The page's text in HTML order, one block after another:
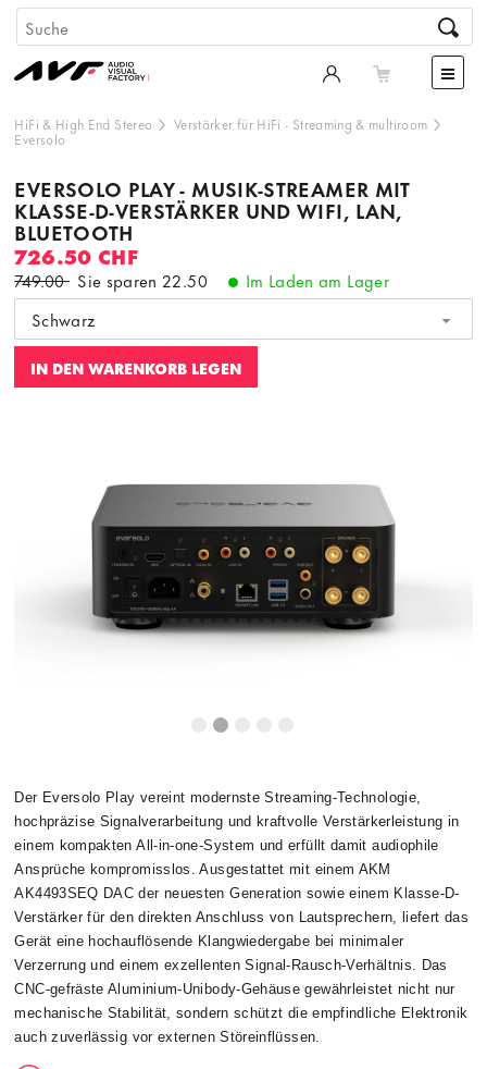
HiFi & High End Stereo Verstärker für HiFi - Streaming & multiroom
Eversolo
EVERSOLO PLAY - MUSIK-STREAMER MIT
KLASSE-D-VERSTÄRKER UND WIFI, LAN,
BLUETOOTH
726.50 CHF
749.00 Sie sparen22.50
Im Laden am Lager
Schwarz
IN DEN WARENKORB LEGEN
Dieser Inhalt wird von einer dritten Partei gehostet. Durch
die Anzeige des externen Inhalts akzeptieren Sie die
Bedingungenvon youtube.com.
Video laden Frag nicht mehr
Der Eversolo Play vereint modernste Streaming-Technologie,
hochpräzise Signalverarbeitung und kraftvolle Verstärkerleistung in
einem kompakten All-in-one-System und erfüllt damit audiophile
Ansprüche kompromisslos. Ausgestattet mit einem AKM
AK4493SEQ DAC der neuesten Generation sowie einem Klasse-D-
Verstärker für den direkten Anschluss von Lautsprechern, liefert das
Gerät eine hochauflösende Klangwiedergabe bei minimaler
Verzerrung und einem exzellenten Signal-Rausch-Verhältnis. Das
CNC-gefräste Aluminium-Unibody-Gehäuse gewährleistet nicht nur
mechanische Stabilität, sondern schützt die empfindliche Elektronik
auch zuverlässig vor externen Störeinflüssen.